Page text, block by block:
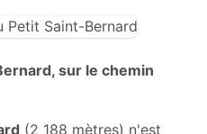
sur le chemin
(2 188 mètres) n'est